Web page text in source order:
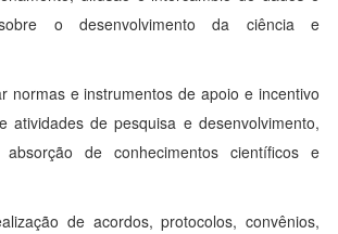
o desenvolvimento da ciência e
normas e instrumentos de apoio e incentivo
atividades de pesquisa e desenvolvimento,
de conhecimentos científicos e
de acordos, protocolos, convênios,